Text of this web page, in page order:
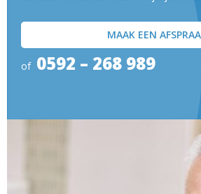
MAAK EEN
of 0592 – 268 989